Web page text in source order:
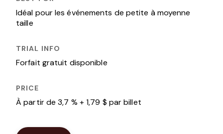
Idéal pour les événements de petite à moyenne
taille
Forfait gratuit disponible
À partir de 3,7 % + 1,79 $ par billet